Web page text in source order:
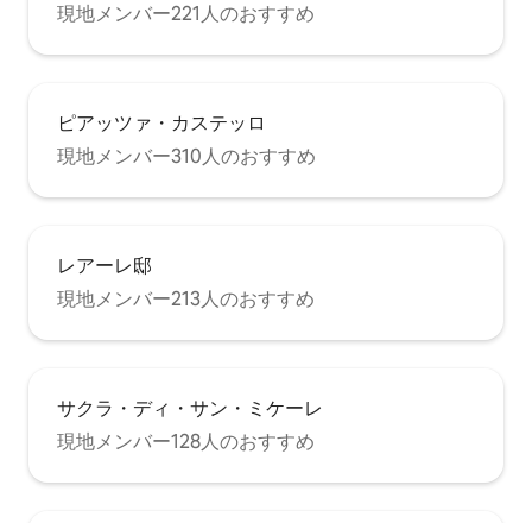
現地メンバー221人のおすすめ
ピアッツァ・カステッロ
現地メンバー310人のおすすめ
レアーレ邸
現地メンバー213人のおすすめ
サクラ・ディ・サン・ミケーレ
現地メンバー128人のおすすめ